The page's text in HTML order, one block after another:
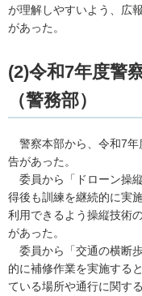
が理解しやすいよう、広
があった。
(2)令和7年度警
（警務部）
警察本部から、令和7
告があった。
委員から「ドローン操
得後も訓練を継続的に実
利用できるよう操縦技術
があった。
委員から「交通の横断
的に補修作業を実施する
ている場所や通行に関す